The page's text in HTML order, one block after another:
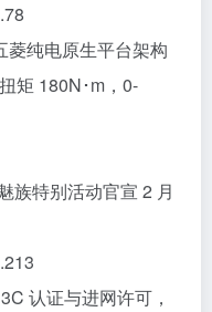
菱纯电原生平台架构
矩 180N･m，0-
族特别活动官宣 2 月
认证与进网许可，